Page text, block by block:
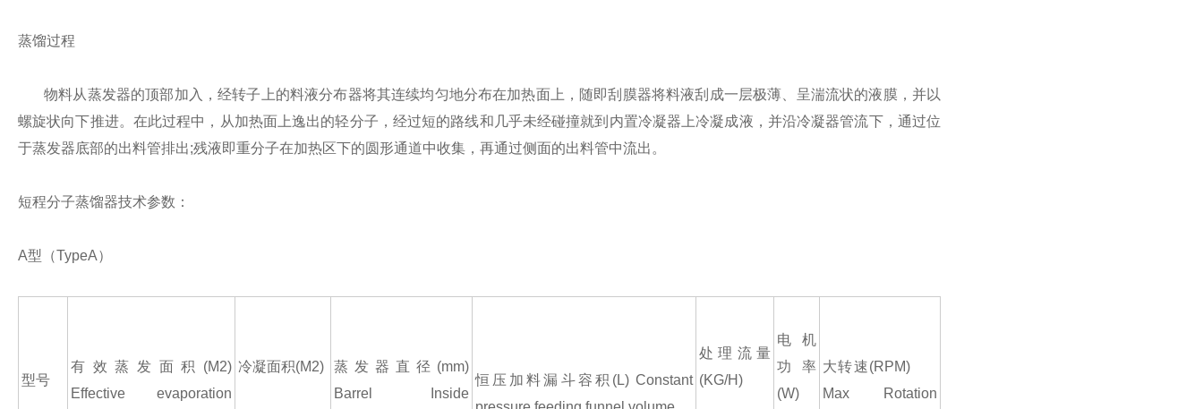
蒸馏过程
物料从蒸发器的顶部加入，经转子上的料液分布器将其连续均匀地分布在加热面上，随即刮膜器将料液刮成一层极薄、呈湍流状的液膜，并以
螺旋状向下推进。在此过程中，从加热面上逸出的轻分子，经过短的路线和几乎未经碰撞就到内置冷凝器上冷凝成液，并沿冷凝器管流下，通过位
于蒸发器底部的出料管排出;残液即重分子在加热区下的圆形通道中收集，再通过侧面的出料管中流出。
短程分子蒸馏器技术参数：
A型（TypeA）
型号
有效蒸发面积(M2)
Effective evaporation
冷凝面积(M2)
蒸发器直径(mm)
Barrel Inside
恒压加料漏斗容积(L) Constant
处理流量
(KG/H)
电机
功率
(W)
大转速(RPM)
Max Rotation